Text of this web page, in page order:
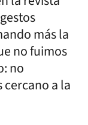
más la
no fuimos
no
a la